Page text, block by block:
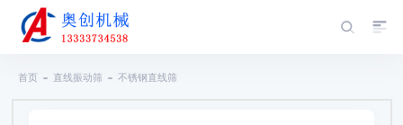
首页 直线振动筛 不锈钢直线筛